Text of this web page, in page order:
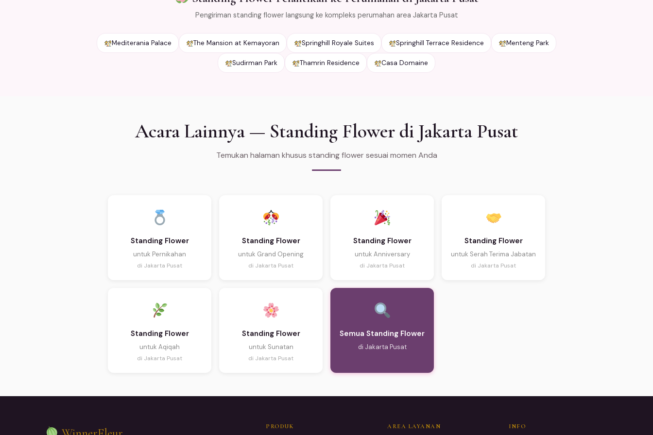
Pengiriman standing flower langsung ke kompleks perumahan area Jakarta Pusat
Mediterania Palace The Mansion at Kemayoran Springhill Royale Suites Springhill Terrace Residence Menteng Park
Sudirman Park Thamrin Residence Casa Domaine
Acara Lainnya — Standing Flower di Jakarta Pusat
Temukan halaman khusus standing flower sesuai momen Anda
Standing Flower
untuk Pernikahan
di Jakarta Pusat
Standing Flower
untuk Grand Opening
di Jakarta Pusat
Standing Flower
untuk Anniversary
di Jakarta Pusat
Standing Flower
untuk Serah Terima Jabatan
di Jakarta Pusat
Standing Flower
untuk Aqiqah
di Jakarta Pusat
Standing Flower
untuk Sunatan
di Jakarta Pusat
Semua Standing Flower
di Jakarta Pusat
PRODUK AREA LAYANAN INFO